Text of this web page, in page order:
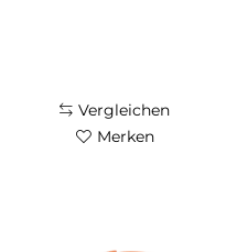
Vergleichen
Merken